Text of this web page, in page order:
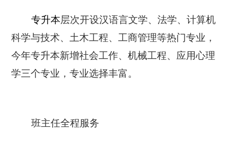
专升本层次开设汉语言文学、法学、计算机
科学与技术、土木工程、工商管理等热门专业，
今年专升本新增社会工作、机械工程、应用心理
学三个专业，专业选择丰富。
班主任全程服务